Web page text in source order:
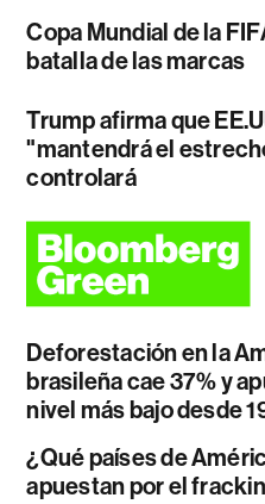
Copa Mundial de la
batalla de las marcas
Trump afirma que
"mantendrá el
controlará
Deforestación en la
brasileña cae 37% y
nivel más bajo desde
¿Qué países de
apuestan por el